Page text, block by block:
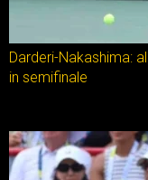
Darderi-Nakashima:
in semifinale